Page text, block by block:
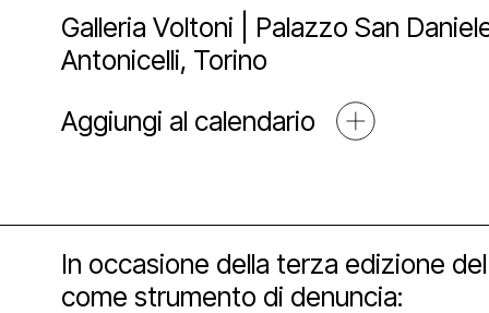
Art
Blog
Galleria Voltoni | Palazzo San
Antonicelli, Torino
Aggiungi al calendario
In occasione della terza edizione
come strumento di denuncia: